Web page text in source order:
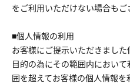
をご利用いただけない場合もご
■個人情報の利用
お客様にご提示いただきまし
目的の為にその範囲内におい
囲を超えてお客様の個人情報